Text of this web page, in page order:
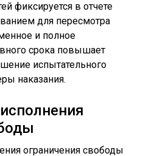
фиксируется в отчете
для пересмотра
и полное
срока повышает
испытательного
наказания.